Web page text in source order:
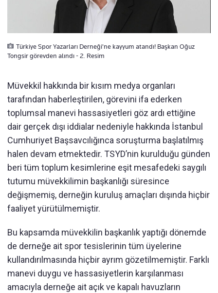
Türkiye Spor Yazarları Derneği'ne kayyum atandı! Başkan Oğuz
Tongsir görevden alındı - 2. Resim
Müvekkil hakkında bir kısım medya organları
tarafından haberleştirilen, görevini ifa ederken
toplumsal manevi hassasiyetleri göz ardı ettiğine
dair gerçek dışı iddialar nedeniyle hakkında İstanbul
Cumhuriyet Başsavcılığınca soruşturma başlatılmış
halen devam etmektedir. TSYD’nin kurulduğu günden
beri tüm toplum kesimlerine eşit mesafedeki saygılı
tutumu müvekkilimin başkanlığı süresince
değişmemiş, derneğin kuruluş amaçları dışında hiçbir
faaliyet yürütülmemiştir.
Bu kapsamda müvekkilin başkanlık yaptığı dönemde
de derneğe ait spor tesislerinin tüm üyelerine
kullandırılmasında hiçbir ayrım gözetilmemiştir. Farklı
manevi duygu ve hassasiyetlerin karşılanması
amacıyla derneğe ait açık ve kapalı havuzların